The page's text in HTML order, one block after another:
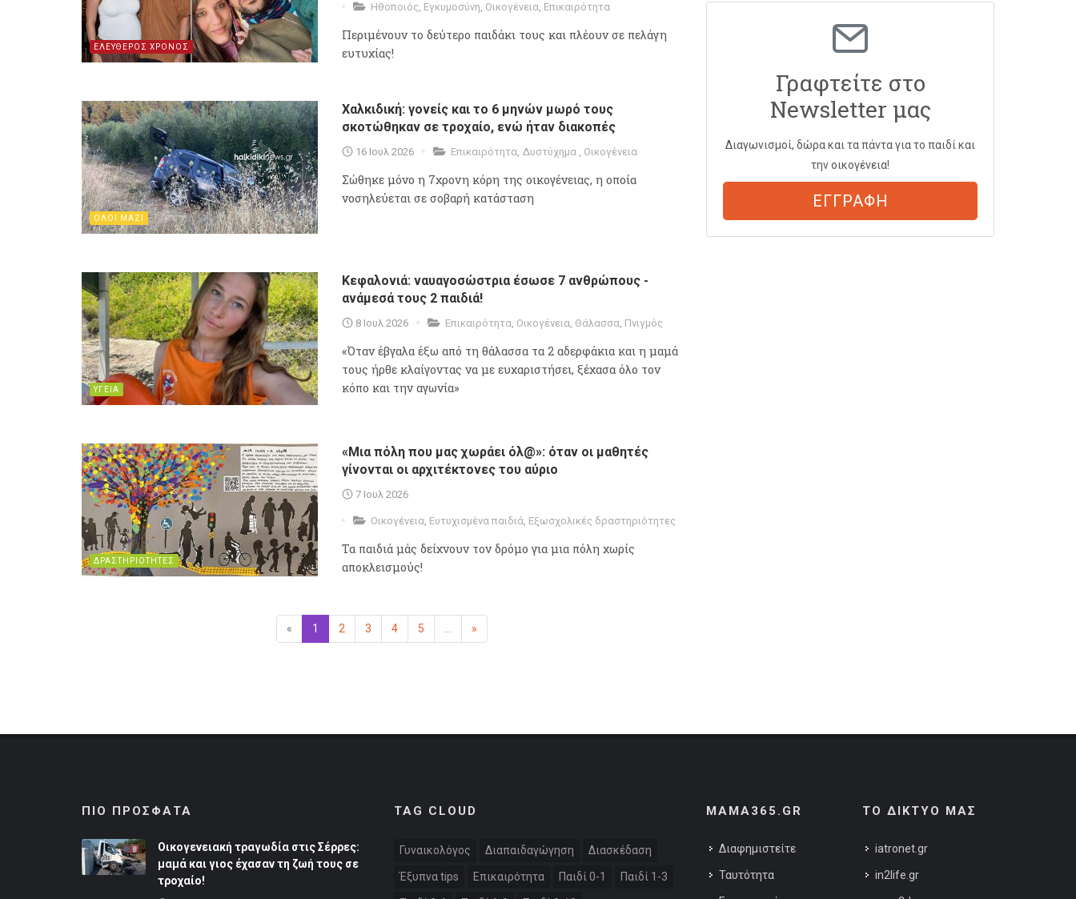
ΕΛΕΥΘΕΡΟΣ ΧΡΟΝΟΣ
Ηθοποιός, Εγκυμοσύνη, Οικογένεια, Επικαιρότητα
Περιμένουν το δεύτερο παιδάκι τους και πλέουν σε πελάγη
ευτυχίας!
ΟΛΟΙ ΜΑΖΙ
Χαλκιδική: γονείς και το 6 μηνών μωρό τους
σκοτώθηκαν σε τροχαίο, ενώ ήταν διακοπές
16 Ιουλ 2026 Επικαιρότητα, Δυστύχημα , Οικογένεια
Σώθηκε μόνο η 7χρονη κόρη της οικογένειας, η οποία
νοσηλεύεται σε σοβαρή κατάσταση
ΥΓΕΙΑ
Κεφαλονιά: ναυαγοσώστρια έσωσε 7 ανθρώπους -
ανάμεσά τους 2 παιδιά!
8 Ιουλ 2026 Επικαιρότητα, Οικογένεια, Θάλασσα, Πνιγμός
«Όταν έβγαλα έξω από τη θάλασσα τα 2 αδερφάκια και η μαμά
τους ήρθε κλαίγοντας να με ευχαριστήσει, ξέχασα όλο τον
κόπο και την αγωνία»
ΔΡΑΣΤΗΡΙΟΤΗΤΕΣ
«Μια πόλη που μας χωράει όλ@»: όταν οι μαθητές
γίνονται οι αρχιτέκτονες του αύριο
7 Ιουλ 2026
Οικογένεια, Ευτυχισμένα παιδιά, Εξωσχολικές δραστηριότητες
Τα παιδιά μάς δείχνουν τον δρόμο για μια πόλη χωρίς
αποκλεισμούς!
« Προηγούμενη
1 (επιλεγμένη)
2 3 4 5 »
Γραφτείτε στο
Newsletter μας
Διαγωνισμοί, δώρα και τα πάντα για το παιδί και
την οικογένεια!
ΕΓΓΡΑΦΗ
ΠΙΟ ΠΡΟΣΦΑΤΑ
Οικογενειακή τραγωδία στις Σέρρες:
μαμά και γιος έχασαν τη ζωή τους σε
τροχαίο!
TAG CLOUD
Γυναικολόγος Διαπαιδαγώγηση Διασκέδαση
Έξυπνα tips Επικαιρότητα Παιδί 0-1 Παιδί 1-3
MAMA365.GR
Διαφημιστείτε
Ταυτότητα
ΤΟ ΔΙΚΤΥΟ ΜΑΣ
iatronet.gr
in2life.gr